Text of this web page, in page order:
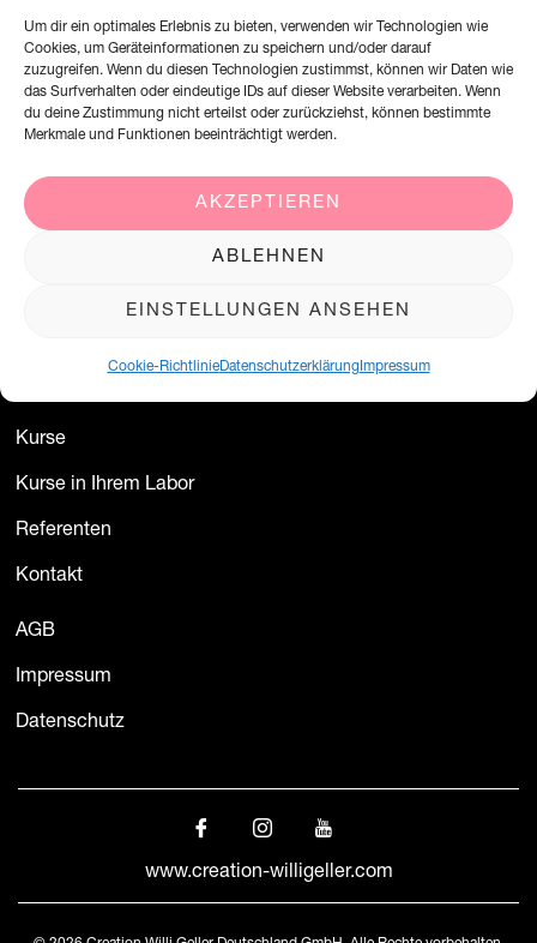
Um dir ein optimales Erlebnis zu bieten, verwenden wir Technologien wie
Cookies, um Geräteinformationen zu speichern und/oder darauf
zuzugreifen. Wenn du diesen Technologien zustimmst, können wir Daten wie
das Surfverhalten oder eindeutige IDs auf dieser Website verarbeiten. Wenn
du deine Zustimmung nicht erteilst oder zurückziehst, können bestimmte
Merkmale und Funktionen beeinträchtigt werden.
AKZEPTIEREN
ABLEHNEN
EINSTELLUNGEN ANSEHEN
Cookie-RichtlinieDatenschutzerklärungImpressum
Creation Willi Geller Deutschland GmbH
+49 (0)2338 801 900
Kurse
Kurse in Ihrem Labor
Referenten
Kontakt
AGB
Impressum
Datenschutz
www.creation-willigeller.com